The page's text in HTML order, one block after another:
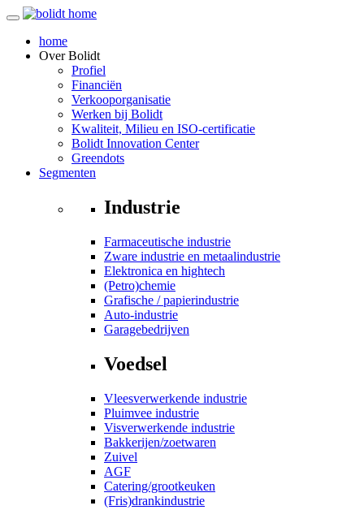
home
OverBolidt
Profiel
Financiën
Verkooporganisatie
Werken bij Bolidt
Kwaliteit, Milieu en ISO-certificatie
Bolidt Innovation Center
Greendots
Segmenten
Industrie
Farmaceutische industrie
Zware industrie en metaalindustrie
Elektronica en hightech
(Petro)chemie
Grafische / papierindustrie
Auto-industrie
Garagebedrijven
Voedsel
Vleesverwerkende industrie
Pluimvee industrie
Visverwerkende industrie
Bakkerijen/zoetwaren
Zuivel
AGF
Catering/grootkeuken
(Fris)drankindustrie